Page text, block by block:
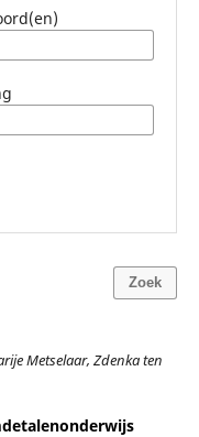
Zoek
Metselaar, Zdenka ten